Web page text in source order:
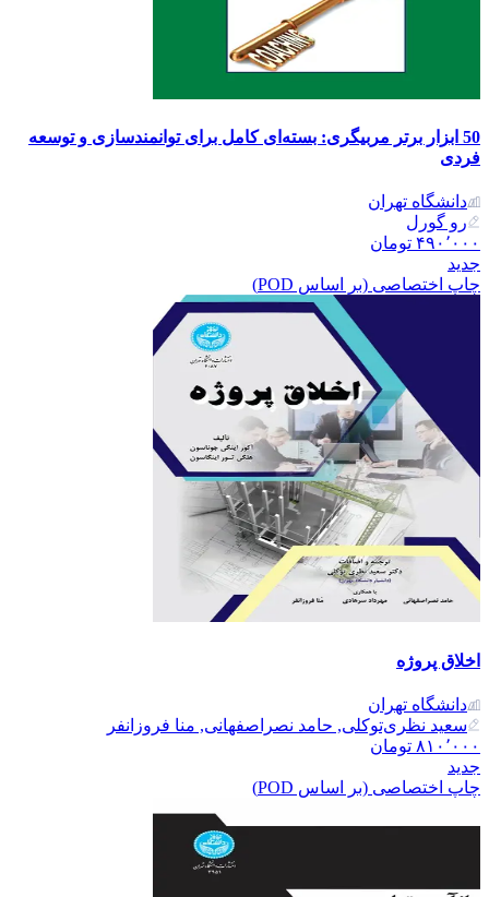
50 ابزار برتر مربیگری: بسته‌ای کامل برای توانمندسازی و توسعه
فردی
دانشگاه تهران
رو گورل
۴۹۰٬۰۰۰ تومان
جدید
چاپ اختصاصی (بر اساس POD)
اخلاق پروژه
دانشگاه تهران
سعید نظری‌توکلی, حامد نصراصفهانی, منا فروزانفر
۸۱۰٬۰۰۰ تومان
جدید
چاپ اختصاصی (بر اساس POD)